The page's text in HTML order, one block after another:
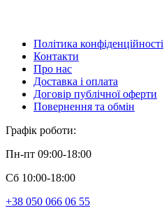
Політика конфіденційності
Контакти
Про нас
Доставка і оплата
Договір публічної оферти
Повернення та обмін
Графік роботи:
Пн-пт 09:00-18:00
Сб 10:00-18:00
+38 050 066 06 55